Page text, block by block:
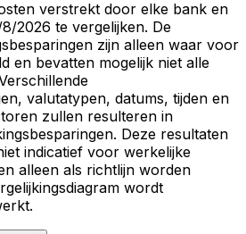
verstrekt door elke bank en
2026 te vergelijken. De
zijn alleen waar voor
en bevatten mogelijk niet alle
valutatypen, datums, tijden en
zullen resulteren in
Deze resultaten
indicatief voor werkelijke
alleen als richtlijn worden
wordt